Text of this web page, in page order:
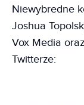
Niewybredne
Joshua
Vox Media
Twitterze: